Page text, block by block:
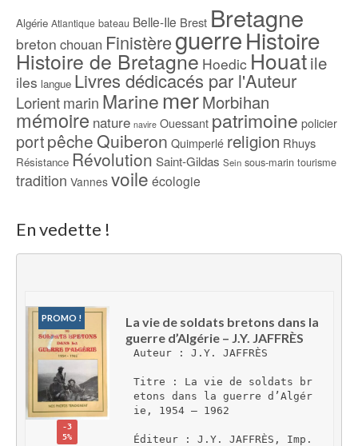
Algérie Atlantique bateau Belle-Ile Brest Bretagne
breton chouan FinistèreguerreHistoire
Histoire de Bretagne Hoedic Houatile
iles langue Livres dédicacés par l'Auteur
Lorientmarin Marine merMorbihan
mémoire nature navire Ouessant patrimoine policier
portpêcheQuiberon Quimperlé religion Rhuys
Résistance Révolution Saint-Gildas Sein sous-marin tourisme
tradition Vannes voile écologie
En vedette !
PROMO !
-3
5%
La vie de soldats bretons dans la
guerre d’Algérie – J.Y. JAFFRÈS
Auteur : J.Y. JAFFRÈS
Titre : La vie de soldats br
etons dans la guerre d’Algér
ie, 1954 – 1962
Éditeur : J.Y. JAFFRÈS, Imp.